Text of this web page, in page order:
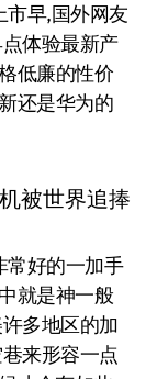
市早,国外网友
体验最新产
低廉的性价
还是华为的
常好的一加手
就是神一般
多地区的加
来形容一点